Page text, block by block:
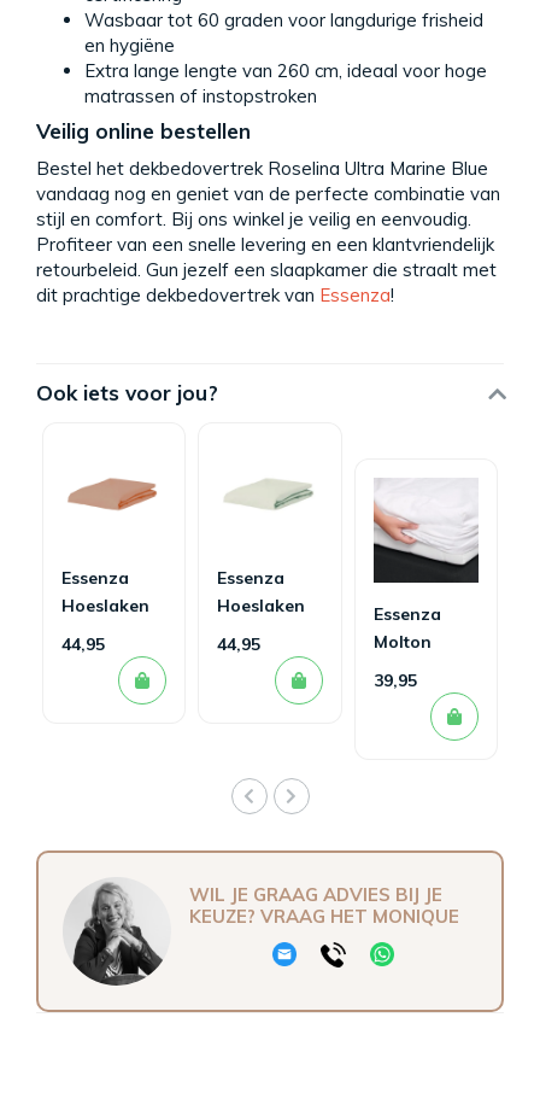
Wasbaar tot 60 graden voor langdurige frisheid
en hygiëne
Extra lange lengte van 260 cm, ideaal voor hoge
matrassen of instopstroken
Veilig online bestellen
Bestel het dekbedovertrek Roselina Ultra Marine Blue
vandaag nog en geniet van de perfecte combinatie van
stijl en comfort. Bij ons winkel je veilig en eenvoudig.
Profiteer van een snelle levering en een klantvriendelijk
retourbeleid. Gun jezelf een slaapkamer die straalt met
dit prachtige dekbedovertrek van Essenza!
Ook iets voor jou?
Essenza
Hoeslaken
Minte Bright
44,95
Essenza
Hoeslaken
Minte
44,95
Essenza
Molton
Hoeslaken
39,95
WIL JE GRAAG ADVIES BIJ JE
KEUZE? VRAAG HET MONIQUE